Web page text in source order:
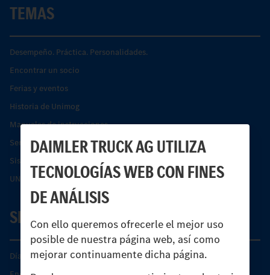
DAIMLER TRUCK AG UTILIZA
TECNOLOGÍAS WEB CON FINES
DE ANÁLISIS
Con ello queremos ofrecerle el mejor uso
posible de nuestra página web, así como
mejorar continuamente dicha página.
TEMAS
Desempeño. Práctica. Personalidades.
Encontrar un socio
Ferias y eventos
Historia de Unimog
Manuales de instrucciones
Servicios financieros
Sistemas de asistencia de seguridad Econic
UNI-TOUCH®
SERVICIO
Días de Servicio del Unimog